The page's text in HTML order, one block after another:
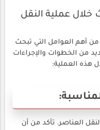
خلال عملية النقل
من أهم العوامل التي تبحث
من الخطوات والإجراءات
هذه العملية:
العناصر. تأكد من أن